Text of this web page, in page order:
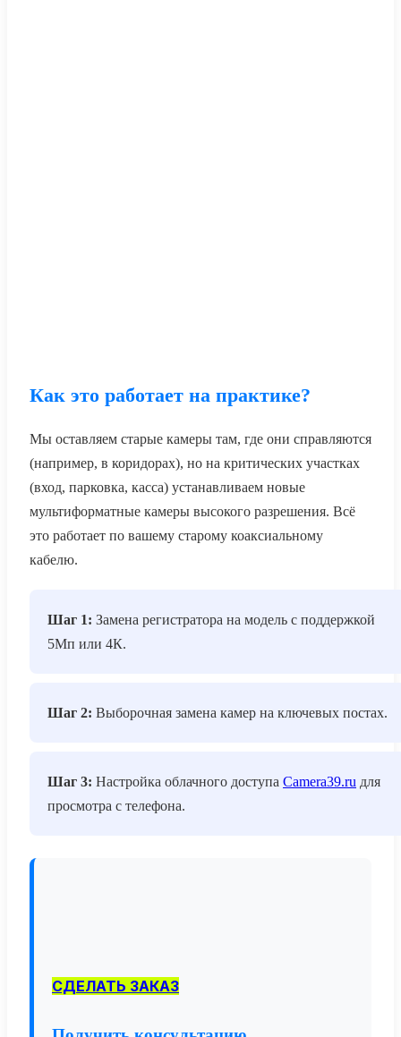
Как это работает на практике?
Мы оставляем старые камеры там, где они справляются
(например, в коридорах), но на критических участках
(вход, парковка, касса) устанавливаем новые
мультиформатные камеры высокого разрешения. Всё
это работает по вашему старому коаксиальному
кабелю.
Шаг 1: Замена регистратора на модель с поддержкой
5Мп или 4К.
Шаг 2: Выборочная замена камер на ключевых постах.
Шаг 3: Настройка облачного доступа Camera39.ru для
просмотра с телефона.
СДЕЛАТЬ ЗАКАЗ